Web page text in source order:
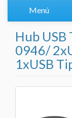
Menú
Hub USB
0946/
1xUSB